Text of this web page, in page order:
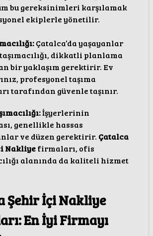
bu gereksinimleri karşılamak
ekiplerle yönetilir.
Çatalca’da yaşayanlar
dikkatli planlama
bir yaklaşım gerektirir. Ev
profesyonel taşıma
tarafından güvenle taşınır.
İşyerlerinin
genellikle hassas
ve düzen gerektirir. Çatalca
Nakliyefirmaları, ofis
alanında da kaliteli hizmet
Şehir İçi Nakliye
En İyi Firmayı